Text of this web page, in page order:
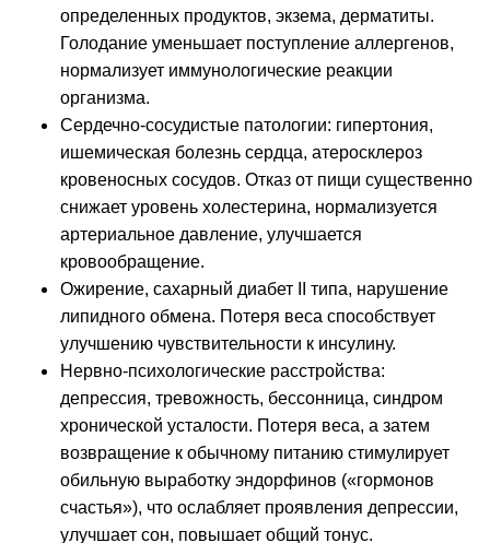
определенных продуктов, экзема, дерматиты.
Голодание уменьшает поступление аллергенов,
нормализует иммунологические реакции
организма.
Сердечно-сосудистые патологии: гипертония,
ишемическая болезнь сердца, атеросклероз
кровеносных сосудов. Отказ от пищи существенно
снижает уровень холестерина, нормализуется
артериальное давление, улучшается
кровообращение.
Ожирение, сахарный диабет II типа, нарушение
липидного обмена. Потеря веса способствует
улучшению чувствительности к инсулину.
Нервно-психологические расстройства:
депрессия, тревожность, бессонница, синдром
хронической усталости. Потеря веса, а затем
возвращение к обычному питанию стимулирует
обильную выработку эндорфинов («гормонов
счастья»), что ослабляет проявления депрессии,
улучшает сон, повышает общий тонус.